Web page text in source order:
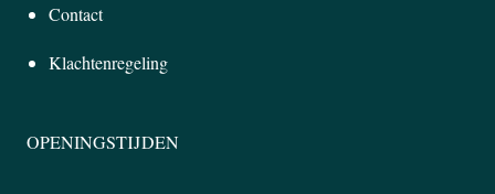
Contact
Klachtenregeling
OPENINGSTIJDEN